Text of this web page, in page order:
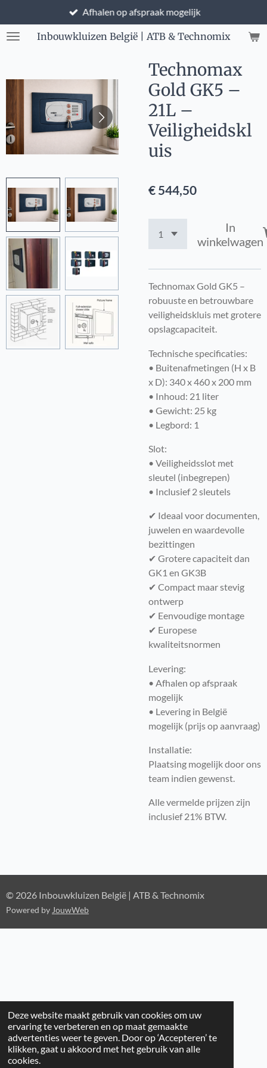
Deze website maakt gebruik van cookies om uw
ervaring te verbeteren en op maat gemaakte
advertenties weer te geven. Door op ‘Accepteren’ te
klikken, gaat u akkoord met het gebruik van alle
cookies.
direct
naar
Inbouwkluizen België | ATB & Technomix
Afhalen op afspraak mogelijk
Technomax
Gold GK5 –
21L –
Veiligheidskl
uis
€ 544,50
In
winkelwagen
Technomax Gold GK5 –
robuuste en betrouwbare
veiligheidskluis met grotere
opslagcapaciteit.
Technische specificaties:
• Buitenafmetingen (H x B
x D): 340 x 460 x 200 mm
• Inhoud: 21 liter
• Gewicht: 25 kg
• Legbord: 1
Slot:
• Veiligheidsslot met
sleutel (inbegrepen)
• Inclusief 2 sleutels
✔ Ideaal voor documenten,
juwelen en waardevolle
bezittingen
✔ Grotere capaciteit dan
GK1 en GK3B
✔ Compact maar stevig
ontwerp
✔ Eenvoudige montage
✔ Europese
kwaliteitsnormen
Levering:
• Afhalen op afspraak
mogelijk
• Levering in België
mogelijk (prijs op aanvraag)
Installatie:
Plaatsing mogelijk door ons
team indien gewenst.
Alle vermelde prijzen zijn
inclusief 21% BTW.
© 2026 Inbouwkluizen België | ATB & Technomix
Powered by JouwWeb